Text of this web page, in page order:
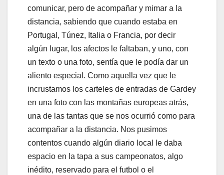
comunicar, pero de acompañar y mimar a la
distancia, sabiendo que cuando estaba en
Portugal, Túnez, Italia o Francia, por decir
algún lugar, los afectos le faltaban, y uno, con
un texto o una foto, sentía que le podía dar un
aliento especial. Como aquella vez que le
incrustamos los carteles de entradas de Gardey
en una foto con las montañas europeas atrás,
una de las tantas que se nos ocurrió como para
acompañar a la distancia. Nos pusimos
contentos cuando algún diario local le daba
espacio en la tapa a sus campeonatos, algo
inédito, reservado para el futbol o el